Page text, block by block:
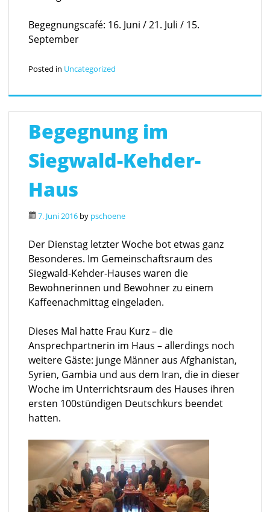
Begegnungscafé: 16. Juni / 21. Juli / 15.
September
Posted in Uncategorized
Begegnung im
Siegwald-Kehder-
Haus
7. Juni 2016 by pschoene
Der Dienstag letzter Woche bot etwas ganz
Besonderes. Im Gemeinschaftsraum des
Siegwald-Kehder-Hauses waren die
Bewohnerinnen und Bewohner zu einem
Kaffeenachmittag eingeladen.
Dieses Mal hatte Frau Kurz – die
Ansprechpartnerin im Haus – allerdings noch
weitere Gäste: junge Männer aus Afghanistan,
Syrien, Gambia und aus dem Iran, die in dieser
Woche im Unterrichtsraum des Hauses ihren
ersten 100stündigen Deutschkurs beendet
hatten.